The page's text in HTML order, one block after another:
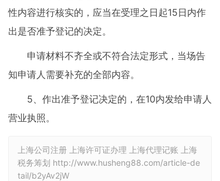
性内容进行核实的，应当在受理之日起15日内作
出是否准予登记的决定。
申请材料不齐全或不符合法定形式，当场告
知申请人需要补充的全部内容。
5、作出准予登记决定的，在10内发给申请人
营业执照。
上海公司注册 上海许可证办理 上海代理记账 上海
税务筹划 http://www.husheng88.com/article-de
tail/b2yAv2jW